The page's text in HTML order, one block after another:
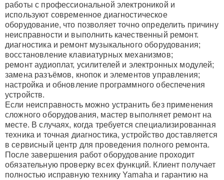
работы с профессиональной электроникой и
используют современное диагностическое
оборудование, что позволяет точно определить причину
неисправности и выполнить качественный ремонт.
диагностика и ремонт музыкального оборудования;
восстановление клавиатурных механизмов;
ремонт аудиоплат, усилителей и электронных модулей;
замена разъёмов, кнопок и элементов управления;
настройка и обновление программного обеспечения
устройств.
Если неисправность можно устранить без применения
сложного оборудования, мастер выполняет ремонт на
месте. В случаях, когда требуется специализированная
техника и точная диагностика, устройство доставляется
в сервисный центр для проведения полного ремонта.
После завершения работ оборудование проходит
обязательную проверку всех функций. Клиент получает
полностью исправную технику Yamaha и гарантию на